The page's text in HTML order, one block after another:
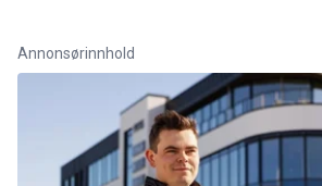
Annonsørinnhold